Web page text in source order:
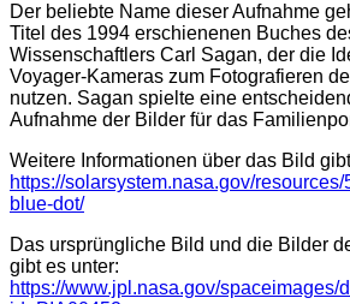
Der beliebte Name dieser Aufnahme
Titel des 1994 erschienenen Buches
Wissenschaftlers Carl Sagan, der die
Voyager-Kameras zum Fotografieren
nutzen. Sagan spielte eine
Aufnahme der Bilder für das
Weitere Informationen über das Bild
https://solarsystem.nasa.gov/
blue-dot/
Das ursprüngliche Bild und die Bilder
gibt es unter:
https://www.jpl.nasa.gov/spaceimages/